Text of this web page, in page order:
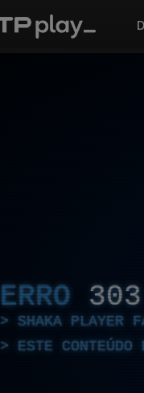
ERRO 303
SHAKA PLAYER
ESTE